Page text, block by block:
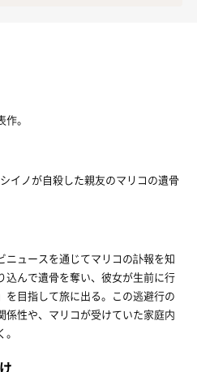
。
イノが自殺した親友のマリコの遺骨
ニュースを通じてマリコの訃報を知
込んで遺骨を奪い、彼女が生前に行
を目指して旅に出る。この逃避行の
性や、マリコが受けていた家庭内